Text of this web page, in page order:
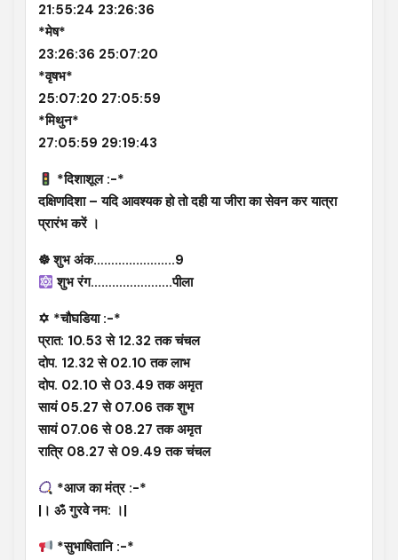
21:55:24 23:26:36
*मेष*
23:26:36 25:07:20
*वृषभ*
25:07:20 27:05:59
*मिथुन*
27:05:59 29:19:43
*दिशाशूल :-*
दक्षिणदिशा – यदि आवश्यक हो तो दही या जीरा का सेवन कर यात्रा
प्रारंभ करें ।
☸ शुभ अंक…………………..9
शुभ रंग…………………..पीला
✡ *चौघडिया :-*
प्रात: 10.53 से 12.32 तक चंचल
दोप. 12.32 से 02.10 तक लाभ
दोप. 02.10 से 03.49 तक अमृत
सायं 05.27 से 07.06 तक शुभ
सायं 07.06 से 08.27 तक अमृत
रात्रि 08.27 से 09.49 तक चंचल
*आज का मंत्र :-*
|। ॐ गुरवे नम: ।|
*सुभाषितानि :-*